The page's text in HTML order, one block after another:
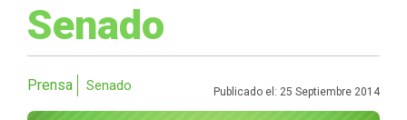
Senado
Prensa Senado Publicado el: 25 Septiembre 2014